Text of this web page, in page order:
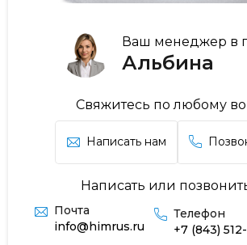
Ваш менеджер в
Альбина
Свяжитесь по любому
Написать нам
Написать или
Почта
info@himrus.ru
Телефон
+7 (843)